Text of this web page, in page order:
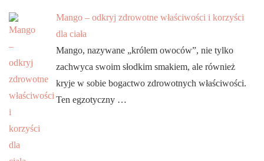
Mango – odkryj zdrowotne właściwości i korzyści
dla ciała
Mango, nazywane „królem owoców”, nie tylko
zachwyca swoim słodkim smakiem, ale również
kryje w sobie bogactwo zdrowotnych właściwości.
Ten egzotyczny …